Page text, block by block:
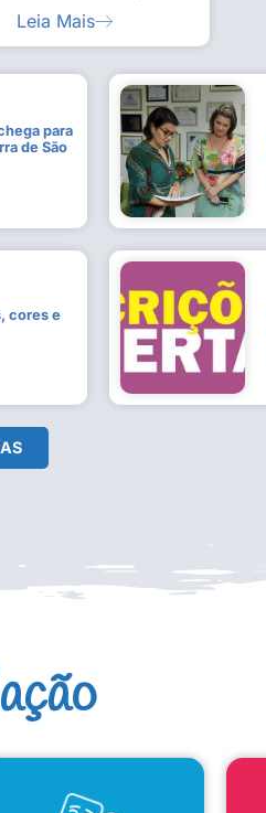
Leia Mais
para
de São
cores e
CONSELHO DE CULTURA